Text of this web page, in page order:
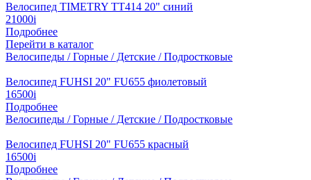
Велосипед TIMETRY TT414 20" синий
21000i
Подробнее
Перейти в каталог
Велосипеды / Горные / Детские / Подростковые
Велосипед FUHSI 20" FU655 фиолетовый
16500i
Подробнее
Велосипеды / Горные / Детские / Подростковые
Велосипед FUHSI 20" FU655 красный
16500i
Подробнее